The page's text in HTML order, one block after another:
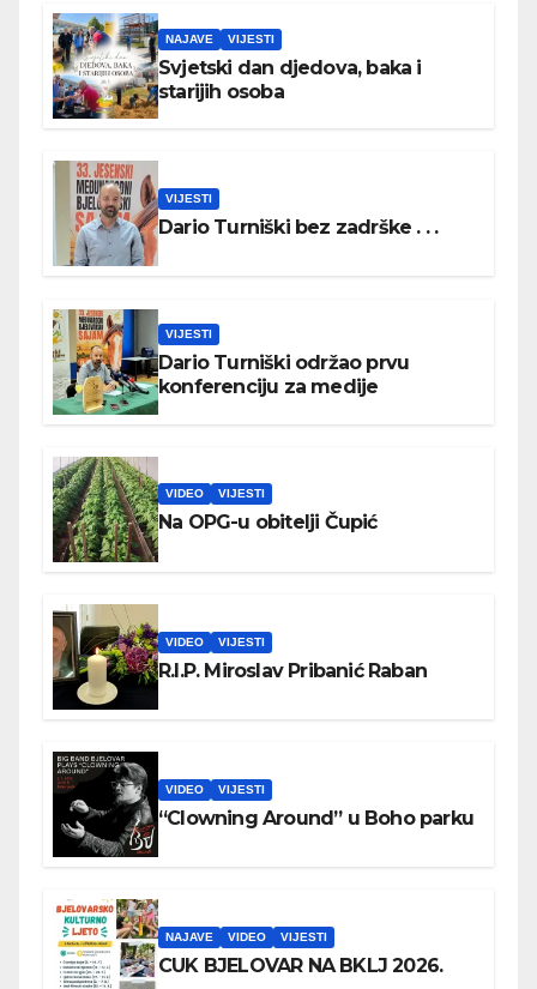
NAJAVE VIJESTI
Svjetski dan djedova, baka i
starijih osoba
VIJESTI
Dario Turniški bez zadrške . . .
VIJESTI
Dario Turniški održao prvu
konferenciju za medije
VIDEO VIJESTI
Na OPG-u obitelji Čupić
VIDEO VIJESTI
R.I.P. Miroslav Pribanić Raban
VIDEO VIJESTI
“Clowning Around” u Boho parku
NAJAVE VIDEO VIJESTI
CUK BJELOVAR NA BKLJ 2026.